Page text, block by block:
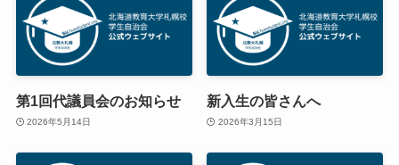
第1回代議員会のお知らせ
2026年5月14日
新入生の皆さんへ
2026年3月15日